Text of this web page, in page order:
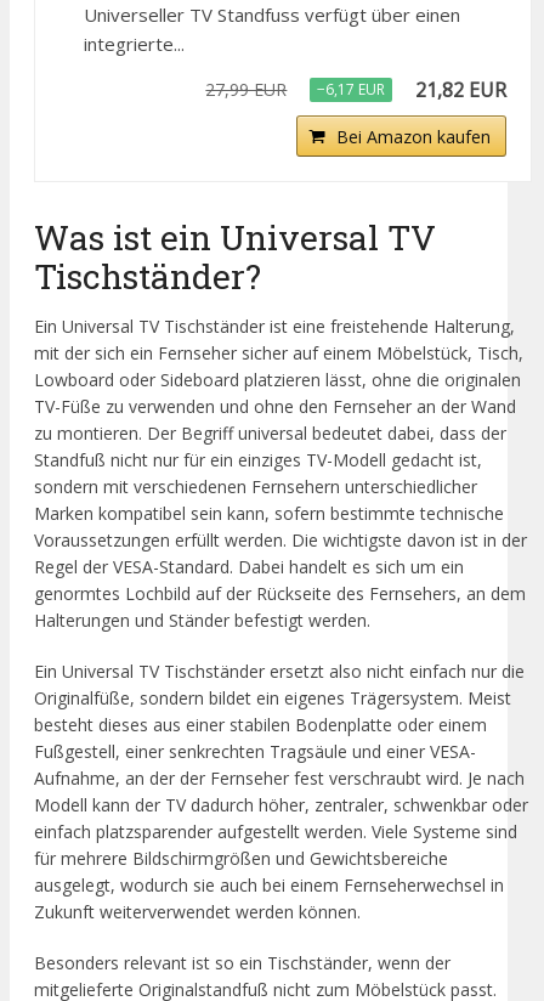
Universeller TV Standfuss verfügt über einen
integrierte...
27,99 EUR −6,17 EUR 21,82 EUR
Bei Amazon kaufen
Was ist ein Universal TV
Tischständer?
Ein Universal TV Tischständer ist eine freistehende Halterung,
mit der sich ein Fernseher sicher auf einem Möbelstück, Tisch,
Lowboard oder Sideboard platzieren lässt, ohne die originalen
TV-Füße zu verwenden und ohne den Fernseher an der Wand
zu montieren. Der Begriff universal bedeutet dabei, dass der
Standfuß nicht nur für ein einziges TV-Modell gedacht ist,
sondern mit verschiedenen Fernsehern unterschiedlicher
Marken kompatibel sein kann, sofern bestimmte technische
Voraussetzungen erfüllt werden. Die wichtigste davon ist in der
Regel der VESA-Standard. Dabei handelt es sich um ein
genormtes Lochbild auf der Rückseite des Fernsehers, an dem
Halterungen und Ständer befestigt werden.
Ein Universal TV Tischständer ersetzt also nicht einfach nur die
Originalfüße, sondern bildet ein eigenes Trägersystem. Meist
besteht dieses aus einer stabilen Bodenplatte oder einem
Fußgestell, einer senkrechten Tragsäule und einer VESA-
Aufnahme, an der der Fernseher fest verschraubt wird. Je nach
Modell kann der TV dadurch höher, zentraler, schwenkbar oder
einfach platzsparender aufgestellt werden. Viele Systeme sind
für mehrere Bildschirmgrößen und Gewichtsbereiche
ausgelegt, wodurch sie auch bei einem Fernseherwechsel in
Zukunft weiterverwendet werden können.
Besonders relevant ist so ein Tischständer, wenn der
mitgelieferte Originalstandfuß nicht zum Möbelstück passt.